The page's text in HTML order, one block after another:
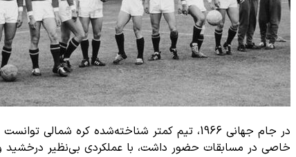
در جام جهانی 1966، تیم کمتر شناخته‌شده کره
خاصی در مسابقات حضور داشت، با عملکردی بی‌نظیر درخشید